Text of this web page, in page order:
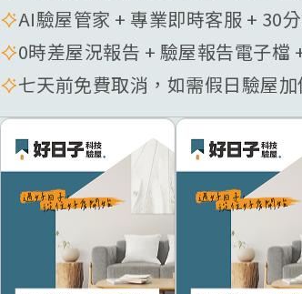
AI驗屋管家 + 專業即時客服 + 30
0時差屋況報告 + 驗屋報告電子檔
七天前免費取消，如需假日驗屋